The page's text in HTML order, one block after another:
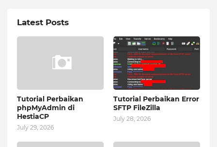
Latest Posts
Tutorial Perbaikan
phpMyAdmin di
HestiaCP
July 29, 2026
Tutorial Perbaikan Error
SFTP FileZilla
July 28, 2026